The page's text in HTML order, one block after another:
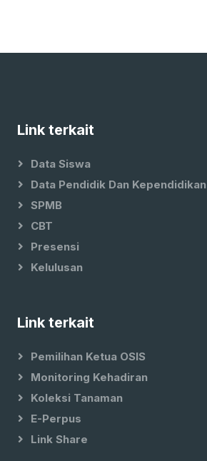
Link terkait
Data Siswa
Data Pendidik Dan Kependidikan
SPMB
CBT
Presensi
Kelulusan
Link terkait
Pemilihan Ketua OSIS
Monitoring Kehadiran
Koleksi Tanaman
E-Perpus
Link Share